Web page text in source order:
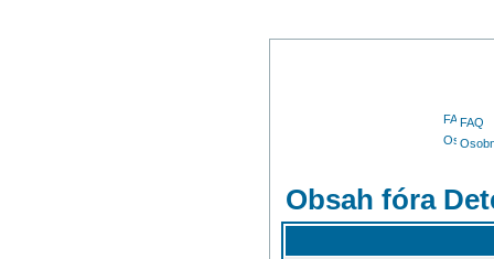
FAQ
Obsah fóra